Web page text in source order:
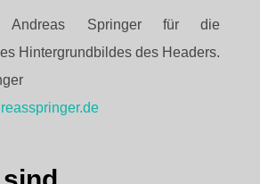
Andreas Springer für die
Hintergrundbildes des Headers.